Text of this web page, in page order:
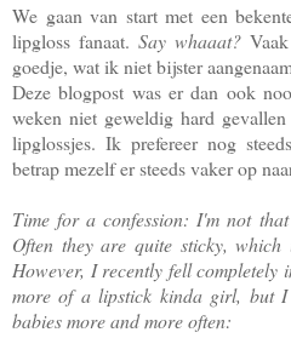
We gaan van start met een
lipgloss fanaat. Say whaaat?
goedje, wat ik niet bijster
Deze blogpost was er dan ook
weken niet geweldig hard
lipglossjes. Ik prefereer nog
betrap mezelf er steeds vaker op
Time for a confession: I'm not
Often they are quite sticky,
However, I recently fell completely
more of a lipstick kinda girl, but I
babies more and more often: